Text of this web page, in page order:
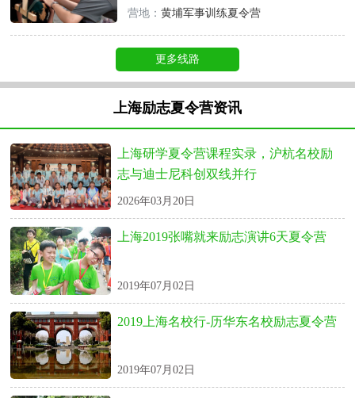
营地： 黄埔军事训练夏令营
更多线路
上海励志夏令营资讯
上海研学夏令营课程实录，沪杭名校励
志与迪士尼科创双线并行
2026年03月20日
上海2019张嘴就来励志演讲6天夏令营
2019年07月02日
2019上海名校行-历华东名校励志夏令营
2019年07月02日